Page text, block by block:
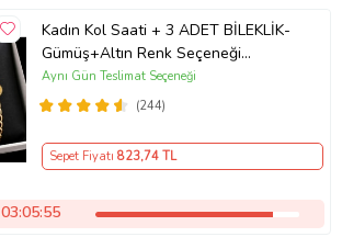
Kadın Kol Saati + 3 ADET BİLEKLİK-
Gümüş+Altın Renk Seçeneği
ayarlanabilir kordon Kadın Kol Saati
BİLEKLİK HEDİYE Altın Renk - Kız
(244)
Aynı Gün Teslimat Seçeneği
Sepet Fiyatı 823,74 TL
03:05:54